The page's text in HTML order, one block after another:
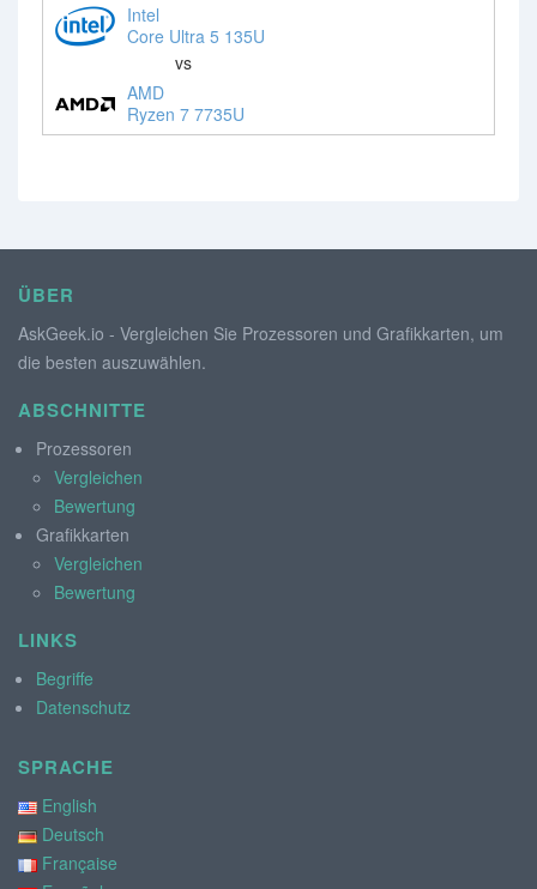
Intel
Core Ultra 5 135U
vs
AMD
Ryzen 7 7735U
ÜBER
AskGeek.io - Vergleichen Sie Prozessoren und Grafikkarten, um
die besten auszuwählen.
ABSCHNITTE
Prozessoren
Vergleichen
Bewertung
Grafikkarten
Vergleichen
Bewertung
LINKS
Begriffe
Datenschutz
SPRACHE
English
Deutsch
Française